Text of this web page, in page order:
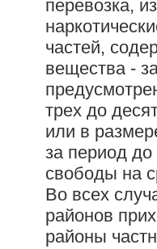
перевозка,
частей,
вещества -
трех до
или в
за период до
свободы на
Во всех
районов
районы